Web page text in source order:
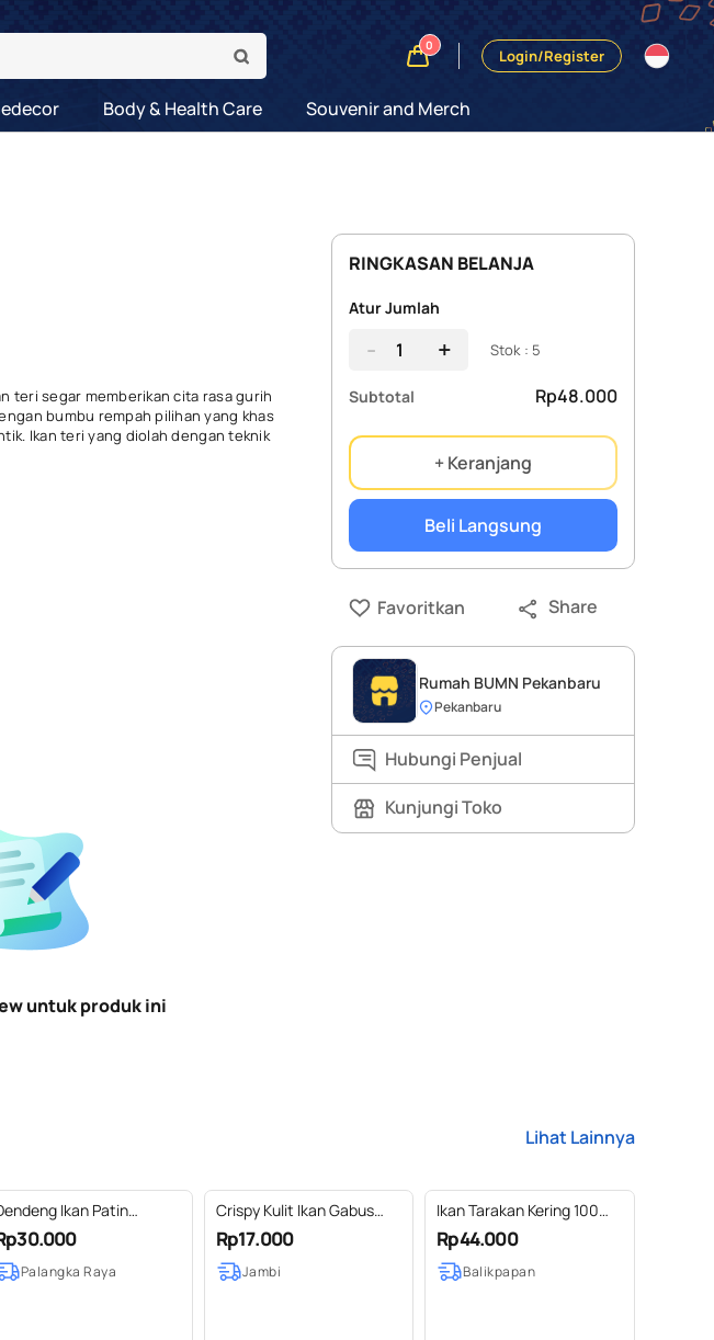
0
Login/Register
Body & Health Care Souvenir and Merch
teri segar memberikan cita rasa gurih
bumbu rempah pilihan yang khas
Ikan teri yang diolah dengan teknik
untuk produk ini
RINGKASAN BELANJA
Atur Jumlah
- + Stok : 5
Subtotal Rp48.000
+ Keranjang
Beli Langsung
Favoritkan Share
Rumah BUMN Pekanbaru
Pekanbaru
Hubungi Penjual
Kunjungi Toko
Lihat Lainnya
Ikan Patin
MEFs [70
Palangka Raya
Crispy Kulit Ikan Gabus
IWAQU
Rp17.000
Jambi
Ikan Tarakan Kering 100
gram
Rp44.000
Balikpapan